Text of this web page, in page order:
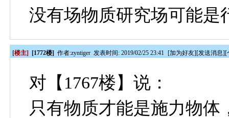
没有场物质研究场可能是
[楼主] [1772楼] 作者:zyntiger 发表时间: 2019/02/25 23:41 [加为好友][发送消息][
对【1767楼】说：
只有物质才能是施力物